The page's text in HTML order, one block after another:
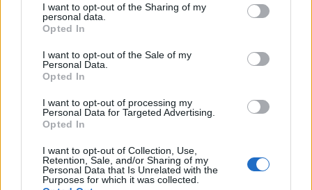
I want to opt-out of the Sharing of my
personal data.
Opted In
I want to opt-out of the Sale of my
Personal Data.
Opted In
I want to opt-out of processing my
Personal Data for Targeted Advertising.
Opted In
I want to opt-out of Collection, Use,
Retention, Sale, and/or Sharing of my
Personal Data that Is Unrelated with the
Purposes for which it was collected.
Roma, 7 in provincia di
Frosinone, 19 nel pontino, 9 in
provincia di Viterbo e 1 in quella
di Rieti.
30/08/2009
E da domani Rieti capitale del
belcanto
15/08/2009